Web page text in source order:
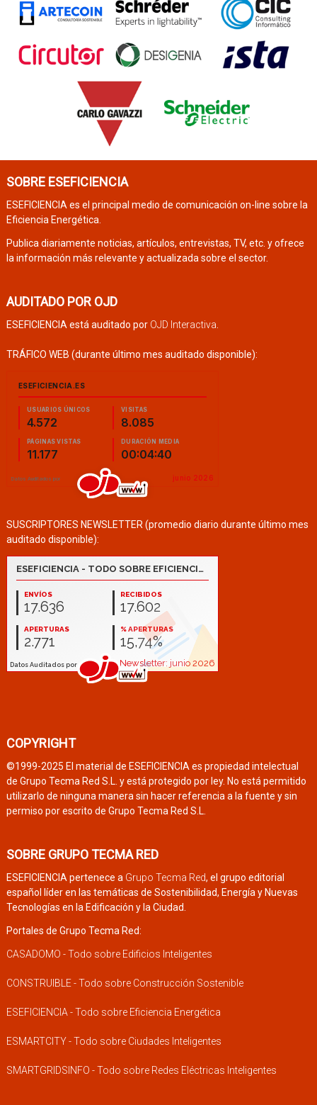
SOBRE ESEFICIENCIA
ESEFICIENCIA es el principal medio de comunicación on-line sobre la
Eficiencia Energética.
Publica diariamente noticias, artículos, entrevistas, TV, etc. y ofrece
la información más relevante y actualizada sobre el sector.
AUDITADO POR OJD
ESEFICIENCIA está auditado por OJD Interactiva.
TRÁFICO WEB (durante último mes auditado disponible):
SUSCRIPTORES NEWSLETTER (promedio diario durante último mes
auditado disponible):
COPYRIGHT
©1999-2025 El material de ESEFICIENCIA es propiedad intelectual
de Grupo Tecma Red S.L. y está protegido por ley. No está permitido
utilizarlo de ninguna manera sin hacer referencia a la fuente y sin
permiso por escrito de Grupo Tecma Red S.L.
SOBRE GRUPO TECMA RED
ESEFICIENCIA pertenece a Grupo Tecma Red, el grupo editorial
español líder en las temáticas de Sostenibilidad, Energía y Nuevas
Tecnologías en la Edificación y la Ciudad.
Portales de Grupo Tecma Red:
CASADOMO - Todo sobre Edificios Inteligentes
CONSTRUIBLE - Todo sobre Construcción Sostenible
ESEFICIENCIA - Todo sobre Eficiencia Energética
ESMARTCITY - Todo sobre Ciudades Inteligentes
SMARTGRIDSINFO - Todo sobre Redes Eléctricas Inteligentes